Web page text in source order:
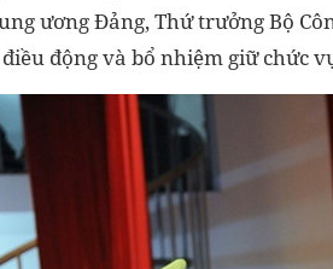
ương Đảng, Thứ trưởng Bộ
điều động và bổ nhiệm giữ chức